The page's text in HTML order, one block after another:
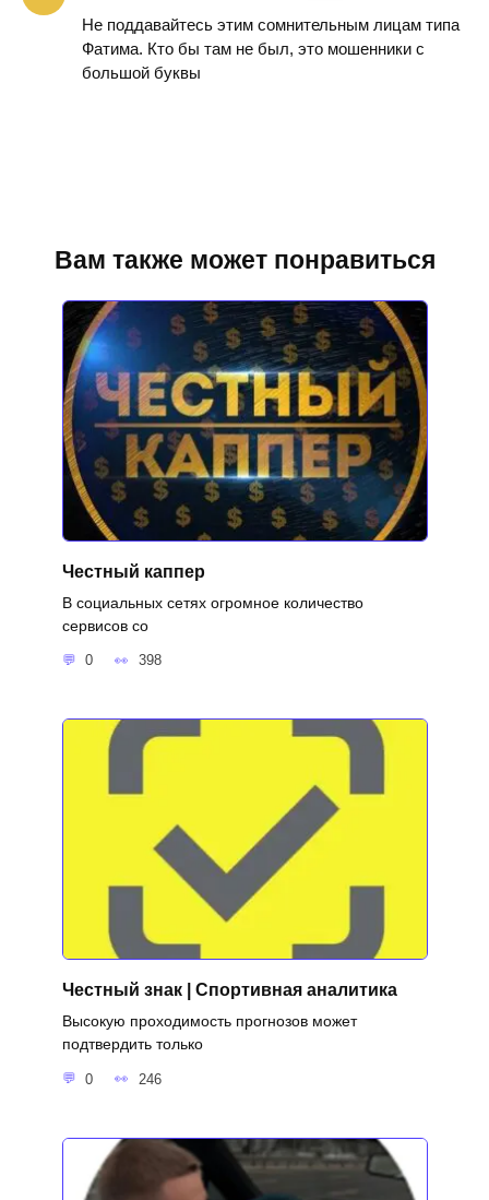
Не поддавайтесь этим сомнительным лицам типа
Фатима. Кто бы там не был, это мошенники с
большой буквы
Вам также может понравиться
Честный каппер
В социальных сетях огромное количество
сервисов со
0 398
Честный знак | Спортивная аналитика
Высокую проходимость прогнозов может
подтвердить только
0 246